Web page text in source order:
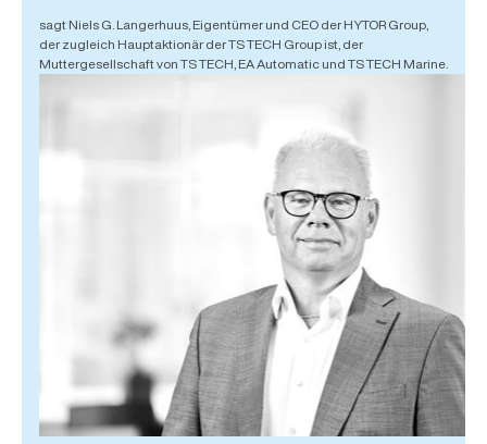
sagt Niels G. Langerhuus, Eigentümer und CEO der HYTOR Group,
der zugleich Hauptaktionär der TS TECH Group ist, der
Muttergesellschaft von TS TECH, EA Automatic und TS TECH Marine.